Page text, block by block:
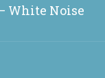
White Noise